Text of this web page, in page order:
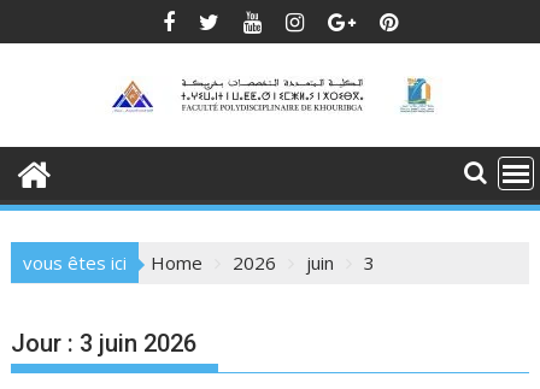
to
vous êtes ici Home 2026 juin 3
Jour : 3 juin 2026